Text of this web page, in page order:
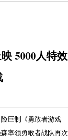
5000人特效
巨制《勇敢者游戏
率领勇敢者战队再次